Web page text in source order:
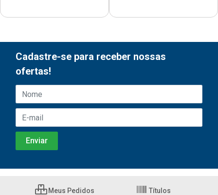
Cadastre-se para receber nossas
ofertas!
Meus Pedidos Títulos